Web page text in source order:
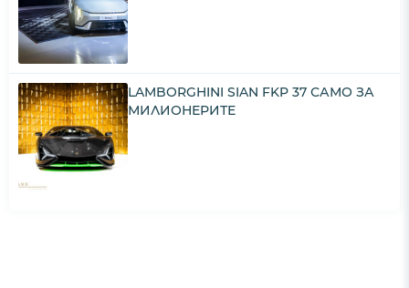
LAMBORGHINI SIAN FKP 37 САМО ЗА
МИЛИОНЕРИТЕ